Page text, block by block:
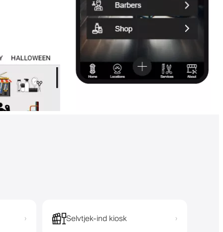
› Selvtjek-ind kiosk ›